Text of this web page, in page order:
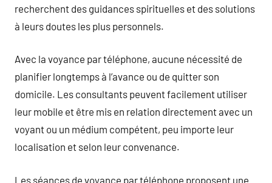
recherchent des guidances spirituelles et des solutions
à leurs doutes les plus personnels.
Avec la voyance par téléphone, aucune nécessité de
planifier longtemps à l’avance ou de quitter son
domicile. Les consultants peuvent facilement utiliser
leur mobile et être mis en relation directement avec un
voyant ou un médium compétent, peu importe leur
localisation et selon leur convenance.
Les séances de voyance par téléphone proposent une